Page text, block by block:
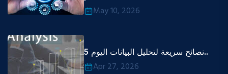
May 10, 2026
5 نصائح سريعة لتحليل البيانات اليوم..
Apr 27, 2026